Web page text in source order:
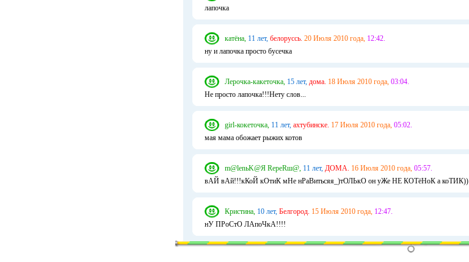
лапочка
катёна, 11 лет, белоруссь. 20 Июля 2010 года, 12:42.
ну и лапочка просто бусечка
Лерочка-какеточка, 15 лет, дома. 18 Июля 2010 года, 03:04.
Не просто лапочка!!!Нету слов...
girl-кокеточка, 11 лет, ахтубинске. 17 Июля 2010 года, 05:02.
мая мама обожает рыжих котов
m@lеnьK@Я RеpеRш@, 11 лет, ДОМА. 16 Июля 2010 года, 05:57.
вАЙ вАй!!!кКоЙ кОтиК мНе нРаВитьсяя_)тОЛЬкО он уЖе НЕ КОТёНоК а коТИК))
Кристина, 10 лет, Белгород. 15 Июля 2010 года, 12:47.
нУ ПРоСтО ЛАпоЧкА!!!!